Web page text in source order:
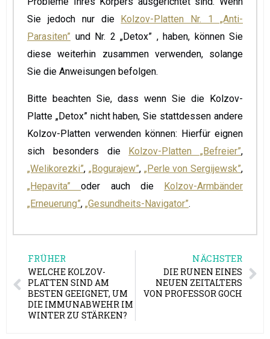
Sie jedoch nur die Kolzov-Platten Nr. 1 „Anti-
Parasiten” und Nr. 2 „Detox” , haben, können Sie
diese weiterhin zusammen verwenden, solange
Sie die Anweisungen befolgen.
Bitte beachten Sie, dass wenn Sie die Kolzov-
Platte „Detox” nicht haben, Sie stattdessen andere
Kolzov-Platten verwenden können: Hierfür eignen
sich besonders die Kolzov-Platten „Befreier”,
„Welikorezki”, „Bogurajew”, „Perle von Sergijewsk”,
„Hepavita”oder auch die Kolzov-Armbänder
„Erneuerung”, „Gesundheits-Navigator”.
FRÜHER
WELCHE KOLZOV-
PLATTEN SIND AM
BESTEN GEEIGNET, UM
DIE IMMUNABWEHR IM
WINTER ZU STÄRKEN?
NÄCHSTER
DIE RUNEN EINES
NEUEN ZEITALTERS
VON PROFESSOR GOCH